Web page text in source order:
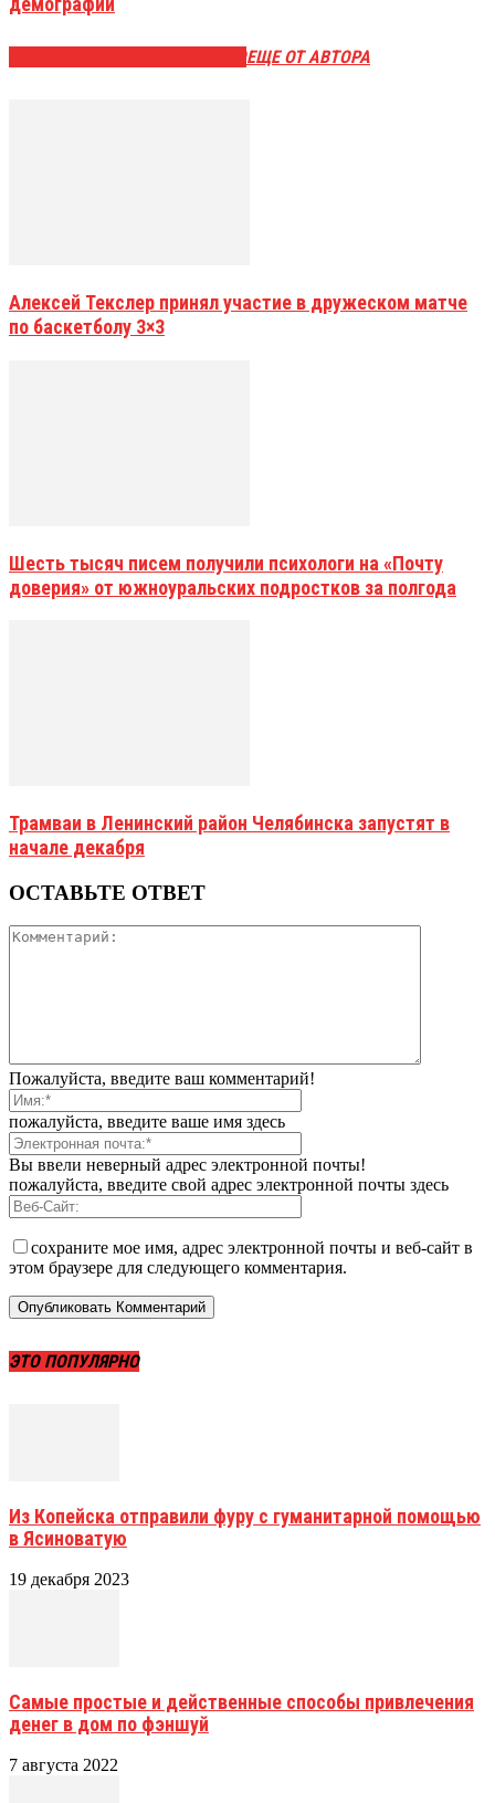
ЕЩЕ ОТ АВТОРА
Алексей Текслер принял участие в дружеском матче
по баскетболу 3×3
Шесть тысяч писем получили психологи на «Почту
доверия» от южноуральских подростков за полгода
Трамваи в Ленинский район Челябинска запустят в
начале декабря
ОСТАВЬТЕ ОТВЕТ
Пожалуйста, введите ваш комментарий!
пожалуйста, введите ваше имя здесь
Вы ввели неверный адрес электронной почты!
пожалуйста, введите свой адрес электронной почты здесь
сохраните мое имя, адрес электронной почты и веб-сайт в
этом браузере для следующего комментария.
ЭТО ПОПУЛЯРНО
Из Копейска отправили фуру с гуманитарной помощью
в Ясиноватую
19 декабря 2023
Самые простые и действенные способы привлечения
денег в дом по фэншуй
7 августа 2022